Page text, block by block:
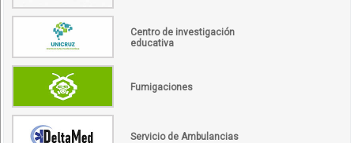
Centro de investigación
educativa
Fumigaciones
Servicio de Ambulancias